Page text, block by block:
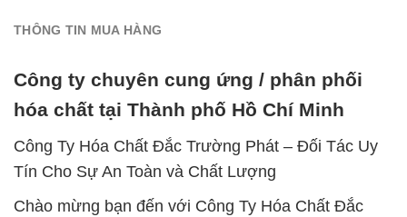
THÔNG TIN MUA HÀNG
Công ty chuyên cung ứng / phân phối
hóa chất tại Thành phố Hồ Chí Minh
Công Ty Hóa Chất Đắc Trường Phát – Đối Tác Uy
Tín Cho Sự An Toàn và Chất Lượng
Chào mừng bạn đến với Công Ty Hóa Chất Đắc